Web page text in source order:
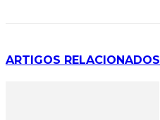
ARTIGOS RELACIONADOS